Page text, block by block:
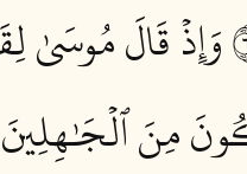
وَإِذۡ قَالَ مُوسَىٰ
مِنَ ٱلۡجَٰهِلِينَ ٦٧